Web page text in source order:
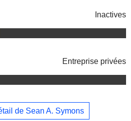
Inactives
Entreprise privées
de Sean A. Symons